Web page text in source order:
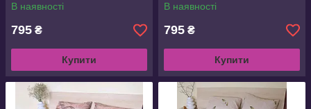
В наявності
795 ₴
Купити
В наявності
795 ₴
Купити